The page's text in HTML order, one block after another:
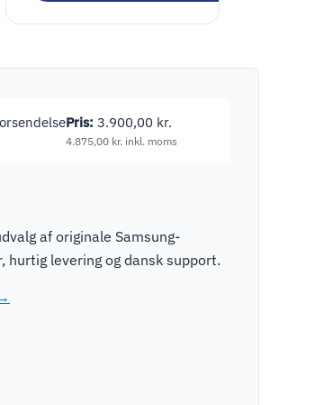
Pris: 3.900,00 kr.
4.875,00 kr. inkl. moms
af originale Samsung-
hurtig levering og dansk support.